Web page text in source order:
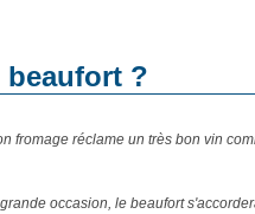
?
fromage réclame un très bon vin
occasion, le beaufort